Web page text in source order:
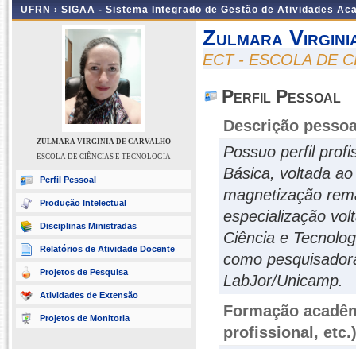
UFRN › SIGAA - Sistema Integrado de Gestão de Atividades
ZULMARA VIRGINIA DE CARVALHO
ESCOLA DE CIÊNCIAS E TECNOLOGIA
Perfil Pessoal
Produção Intelectual
Disciplinas Ministradas
Relatórios de Atividade Docente
Projetos de Pesquisa
Atividades de Extensão
Projetos de Monitoria
Zulmara
ECT - ESCOLA DE
Perfil Pessoal
Descrição
Possuo perfil
Básica, voltada
magnetização
especialização
Ciência e
como
LabJor/Unicamp.
Formação
profissional, etc.)